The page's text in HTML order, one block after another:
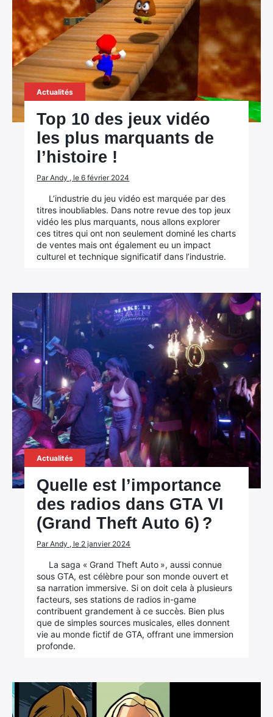
Actualités
Top 10 des jeux vidéo
les plus marquants de
l’histoire !
Par Andy , le 6 février 2024
L’industrie du jeu vidéo est marquée par des
titres inoubliables. Dans notre revue des top jeux
vidéo les plus marquants, nous allons explorer
ces titres qui ont non seulement dominé les charts
de ventes mais ont également eu un impact
culturel et technique significatif dans l’industrie.
Actualités
Quelle est l’importance
des radios dans GTA VI
(Grand Theft Auto 6) ?
Par Andy , le 2 janvier 2024
La saga « Grand Theft Auto », aussi connue
sous GTA, est célèbre pour son monde ouvert et
sa narration immersive. Si on doit cela à plusieurs
facteurs, ses stations de radios in-game
contribuent grandement à ce succès. Bien plus
que de simples sources musicales, elles donnent
vie au monde fictif de GTA, offrant une immersion
profonde.